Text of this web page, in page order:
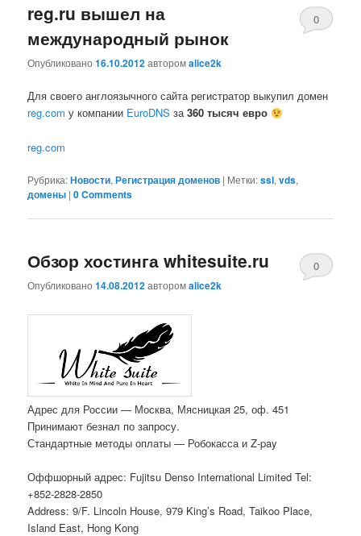
reg.ru вышел на
международный рынок
Опубликовано16.10.2012авторомalice2k
0
Для своего англоязычного сайта регистратор выкупил домен
reg.com у компании EuroDNS за360 тысяч евро
reg.com
Рубрика:Новости,Регистрация доменов | Метки:ssl,vds,
домены |0 Comments
Обзор хостинга whitesuite.ru
Опубликовано14.08.2012авторомalice2k
0
Адрес для России — Москва, Мясницкая 25, оф. 451
Принимают безнал по запросу.
Стандартные методы оплаты — Робокасса и Z-pay
Оффшорный адрес: Fujitsu Denso International Limited Tel:
+852-2828-2850
Address: 9/F. Lincoln House, 979 King’s Road, Taikoo Place,
Island East, Hong Kong